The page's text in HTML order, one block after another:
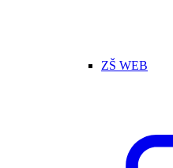
ZŠ WEB